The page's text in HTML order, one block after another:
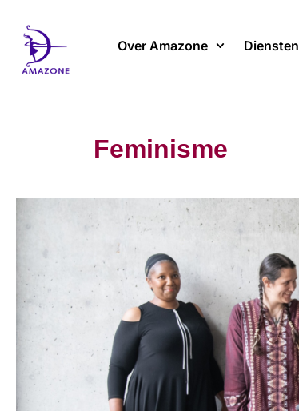
inhoud
Over Amazone Diensten
Feminisme
door
genderlens